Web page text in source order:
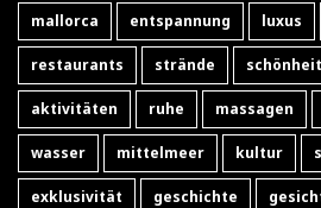
mallorca entspannung luxus
restaurants strände schönheit
aktivitäten ruhe massagen
wasser mittelmeer kultur
exklusivität geschichte